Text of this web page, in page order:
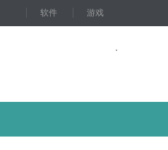
软件 游戏